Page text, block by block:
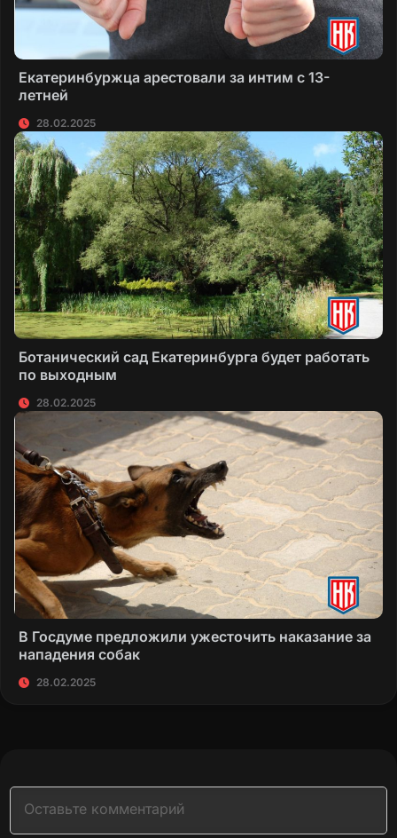
Екатеринбуржца арестовали за интим с 13-
летней
28.02.2025
Ботанический сад Екатеринбурга будет работать
по выходным
28.02.2025
В Госдуме предложили ужесточить наказание за
нападения собак
28.02.2025